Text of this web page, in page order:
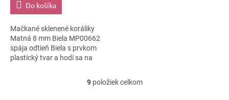
Do košíka
Mačkané sklenené koráliky
Matná 8 mm Biela MP00662
spája odtieň Biela s prvkom
plastický tvar a hodí sa na
O
9položiek celkom